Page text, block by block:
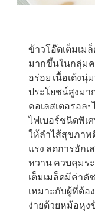
ข้าวโอ๊ตเต็มเม
มากขึ้นในกลุ่ม
อร่อย เนื้อเด้ง
ประโยชน์สูงมา
คอเลสเตอรอล•
ไฟเบอร์ชนิดพิเ
ให้ลำไส้สุขภา
แรง ลดการอักเ
หวาน ควบคุมร
เต็มเมล็ดมีค่าดั
เหมาะกับผู้ที่ต้
ง่ายด้วยหม้อหุง